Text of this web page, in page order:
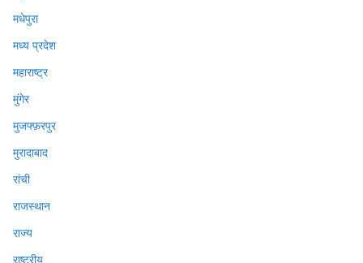
मधेपुरा
मध्य प्रदेश
महाराष्ट्र
मुंगेर
मुजफ्फ़रपुर
मुरादाबाद
रांची
राजस्थान
राज्य
राष्ट्रीय